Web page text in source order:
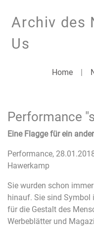
Archiv des
Us
Home |
Performance
Eine Flagge für ein
Performance,
Hawerkamp
Sie wurden schon
hinauf. Sie sind Symbol
für die Gestalt des
Werbeblätter und